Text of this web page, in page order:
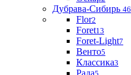
Дубрава-Сибирь 46
Flor2
Foret13
Foret-Light7
Венто5
Классика3
Рада